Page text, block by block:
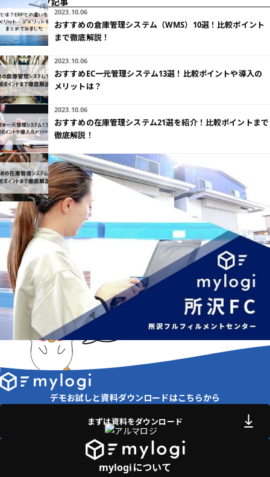
2023.10.06
おすすめの倉庫管理システム（WMS）10選！比較ポイント
まで徹底解説！
2023.10.06
おすすめEC一元管理システム13選！比較ポイントや導入の
メリットは？
2023.10.06
おすすめの在庫管理システム21選を紹介！比較ポイントまで
徹底解説！
デモお試しと資料ダウンロードはこちらから
まずは資料をダウンロード
mylogiについて